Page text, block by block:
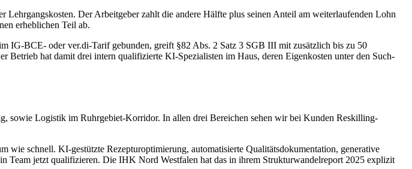
Der Arbeitgeber zahlt die andere Hälfte plus seinen Anteil am weiterlaufenden Lohn
erheblichen Teil ab.
IG-BCE- oder ver.di-Tarif gebunden, greift §82 Abs. 2 Satz 3 SGB III mit zusätzlich bis zu 50
Betrieb hat damit drei intern qualifizierte KI-Spezialisten im Haus, deren Eigenkosten unter den Such-
sowie Logistik im Ruhrgebiet-Korridor. In allen drei Bereichen sehen wir bei Kunden Reskilling-
schnell. KI-gestützte Rezepturoptimierung, automatisierte Qualitätsdokumentation, generative
Team jetzt qualifizieren. Die IHK Nord Westfalen hat das in ihrem Strukturwandelreport 2025 explizit